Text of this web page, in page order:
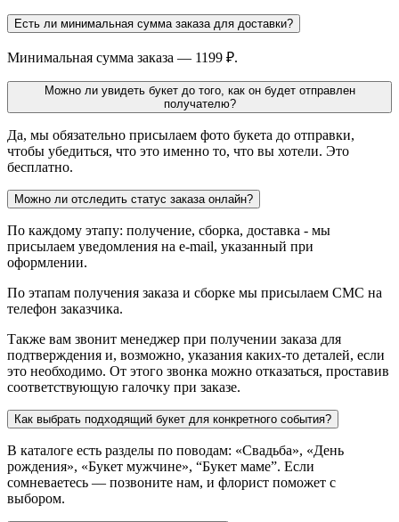
Есть ли минимальная сумма заказа для доставки?
Минимальная сумма заказа — 1199 ₽.
Можно ли увидеть букет до того, как он будет отправлен
получателю?
Да, мы обязательно присылаем фото букета до отправки,
чтобы убедиться, что это именно то, что вы хотели. Это
бесплатно.
Можно ли отследить статус заказа онлайн?
По каждому этапу: получение, сборка, доставка - мы
присылаем уведомления на e-mail, указанный при
оформлении.
По этапам получения заказа и сборке мы присылаем СМС на
телефон заказчика.
Также вам звонит менеджер при получении заказа для
подтверждения и, возможно, указания каких-то деталей, если
это необходимо. От этого звонка можно отказаться, проставив
соответствующую галочку при заказе.
Как выбрать подходящий букет для конкретного события?
В каталоге есть разделы по поводам: «Свадьба», «День
рождения», «Букет мужчине», “Букет маме”. Если
сомневаетесь — позвоните нам, и флорист поможет с
выбором.